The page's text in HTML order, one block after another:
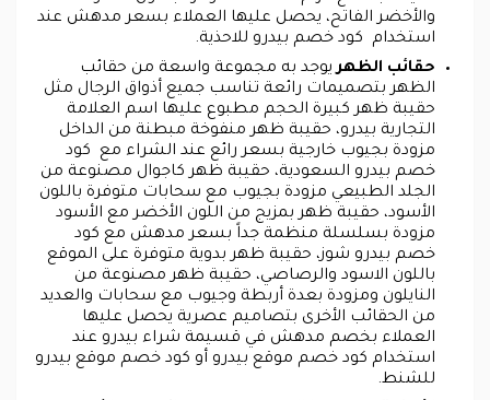
والأخضر الفاتح، يحصل عليها العملاء بسعر مدهش عند
استخدام كود خصم بيدرو للاحذية.
حقائب الظهريوجد به مجموعة واسعة من حقائب
الظهر بتصميمات رائعة تناسب جميع أذواق الرجال مثل
حقيبة ظهر كبيرة الحجم مطبوع عليها اسم العلامة
التجارية بيدرو، حقيبة ظهر منفوخة مبطنة من الداخل
مزودة بجيوب خارجية بسعر رائع عند الشراء مع كود
خصم بيدرو السعودية، حقيبة ظهر كاجوال مصنوعة من
الجلد الطبيعي مزودة بجيوب مع سحابات متوفرة باللون
الأسود، حقيبة ظهر بمزيج من اللون الأخضر مع الأسود
مزودة بسلسلة منظمة جداً بسعر مدهش مع كود
خصم بيدرو شوز، حقيبة ظهر بدوية متوفرة على الموقع
باللون الاسود والرصاصي، حقيبة ظهر مصنوعة من
النايلون ومزودة بعدة أربطة وجيوب مع سحابات والعديد
من الحقائب الأخرى بتصاميم عصرية يحصل عليها
العملاء بخصم مدهش في قسيمة شراء بيدرو عند
استخدام كود خصم موقع بيدرو أو كود خصم موقع بيدرو
للشنط.